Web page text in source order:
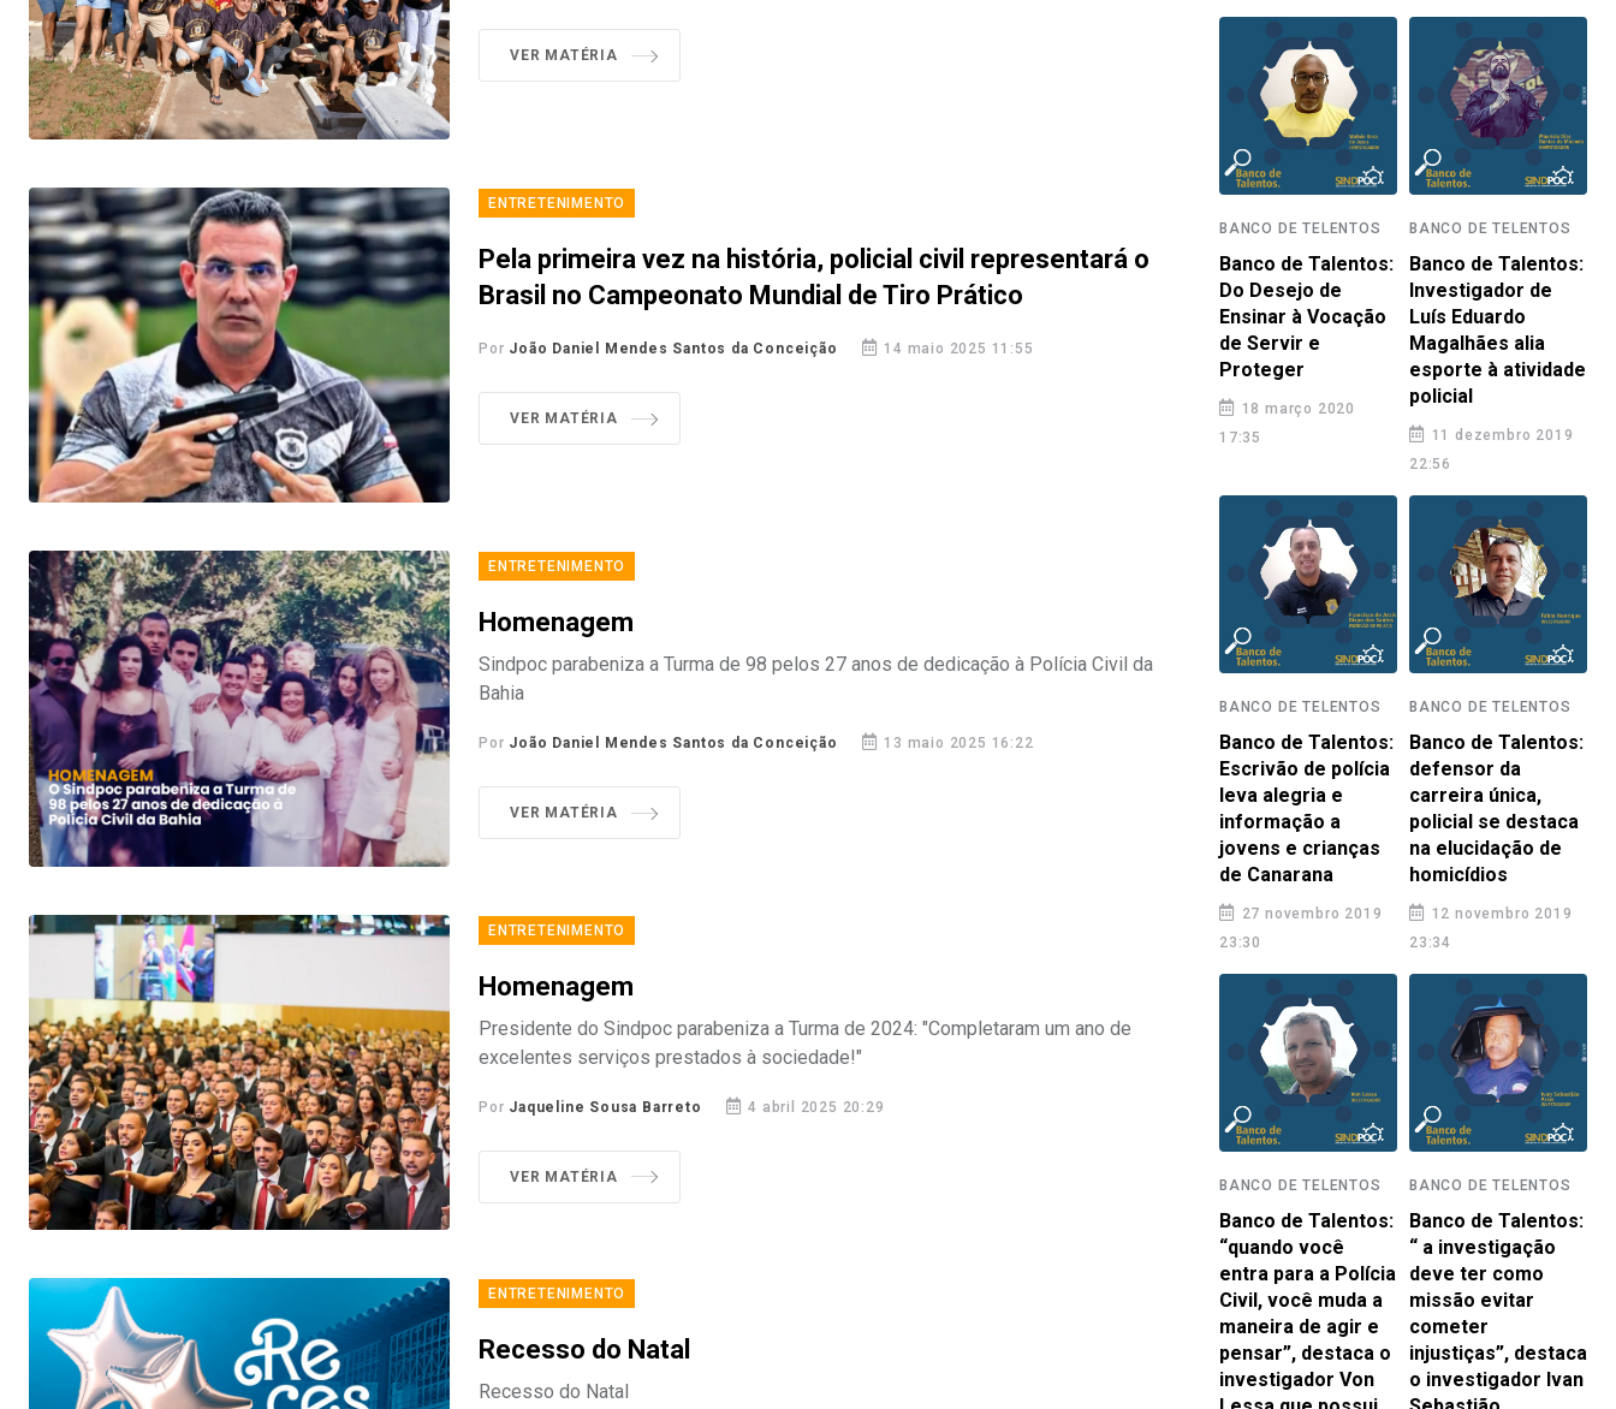
VER MATÉRIA
ENTRETENIMENTO
Pela primeira vez na história, policial civil representará o
Brasil no Campeonato Mundial de Tiro Prático
Por João Daniel Mendes Santos da Conceição 14 maio 2025 11:55
VER MATÉRIA
ENTRETENIMENTO
Homenagem
Sindpoc parabeniza a Turma de 98 pelos 27 anos de dedicação à Polícia Civil da
Bahia
Por João Daniel Mendes Santos da Conceição 13 maio 2025 16:22
VER MATÉRIA
ENTRETENIMENTO
Homenagem
Presidente do Sindpoc parabeniza a Turma de 2024: "Completaram um ano de
excelentes serviços prestados à sociedade!"
Por Jaqueline Sousa Barreto 4 abril 2025 20:29
VER MATÉRIA
ENTRETENIMENTO
Recesso do Natal
Recesso do Natal
BANCO DE TELENTOS
Banco de Talentos:
Do Desejo de
Ensinar à Vocação
de Servir e
Proteger
18 março 2020
17:35
BANCO DE TELENTOS
Banco de Talentos:
Investigador de
Luís Eduardo
Magalhães alia
esporte à atividade
policial
11 dezembro 2019
22:56
BANCO DE TELENTOS
Banco de Talentos:
Escrivão de polícia
leva alegria e
informação a
jovens e crianças
de Canarana
27 novembro 2019
23:30
BANCO DE TELENTOS
Banco de Talentos:
defensor da
carreira única,
policial se destaca
na elucidação de
homicídios
12 novembro 2019
23:34
BANCO DE TELENTOS
Banco de Talentos:
“quando você
entra para a Polícia
Civil, você muda a
maneira de agir e
pensar”, destaca o
investigador Von
BANCO DE TELENTOS
Banco de Talentos:
“ a investigação
deve ter como
missão evitar
cometer
injustiças”, destaca
o investigador Ivan